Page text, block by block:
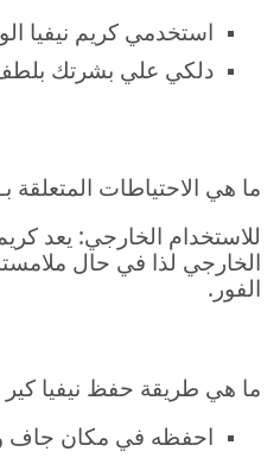
استخدمي كريم نيفيا
دلكي علي بشرتك
ما هي الاحتياطات المتعلقة بـ
للاستخدام الخارجي: يعد
الخارجي لذا في حال
الفور.
ما هي طريقة حفظ نيفيا كير
احفظه في مكان جاف